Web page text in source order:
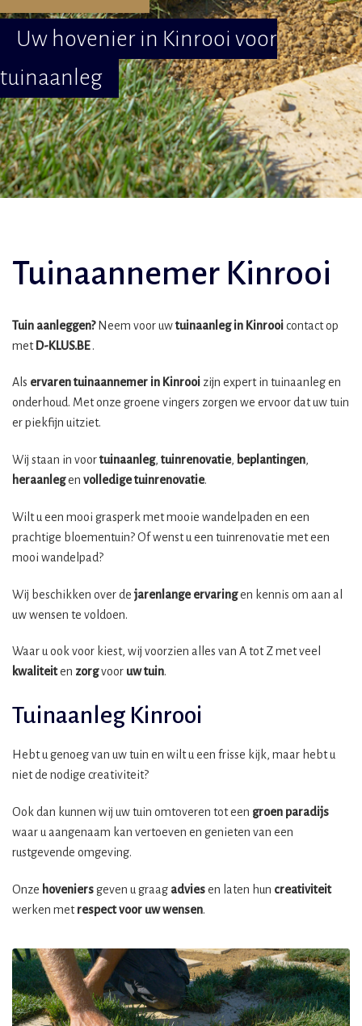
Uw hovenier in Kinrooi voor
tuinaanleg
Tuinaannemer Kinrooi
Tuin aanleggen?Neem voor uwtuinaanleg in Kinrooicontact op
metD-KLUS.BE.
Als ervaren tuinaannemer in Kinrooi zijn expert in tuinaanleg en
onderhoud. Met onze groene vingers zorgen we ervoor dat uw tuin
er piekfijn uitziet.
Wij staan in voortuinaanleg, tuinrenovatie, beplantingen,
heraanlegen volledige tuinrenovatie.
Wilt u een mooi grasperk met mooie wandelpaden en een
prachtige bloementuin? Of wenst u een tuinrenovatie met een
mooi wandelpad?
Wij beschikken over dejarenlange ervaringen kennis om aan al
uw wensen te voldoen.
Waar u ook voor kiest, wij voorzien alles van A tot Z met veel
kwaliteiten zorgvoor uw tuin.
Tuinaanleg Kinrooi
Hebt u genoeg van uw tuin en wilt u een frisse kijk, maar hebt u
niet de nodige creativiteit?
Ook dan kunnen wij uw tuin omtoveren tot een groen paradijs
waar u aangenaam kan vertoeven en genieten van een
rustgevende omgeving.
Onze hoveniersgeven u graag adviesen laten hun creativiteit
werken metrespect voor uw wensen.